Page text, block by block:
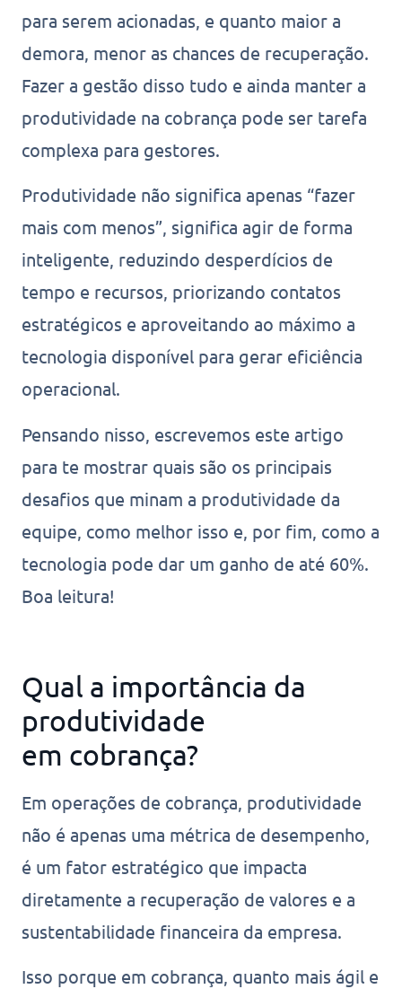
para serem acionadas, e quanto maior a
demora, menor as chances de recuperação.
Fazer a gestão disso tudo e ainda manter a
produtividade na cobrança pode ser tarefa
complexa para gestores.
Produtividade não significa apenas “fazer
mais com menos”, significa agir de forma
inteligente, reduzindo desperdícios de
tempo e recursos, priorizando contatos
estratégicos e aproveitando ao máximo a
tecnologia disponível para gerar eficiência
operacional.
Pensando nisso, escrevemos este artigo
para te mostrar quais são os principais
desafios que minam a produtividade da
equipe, como melhor isso e, por fim, como a
tecnologia pode dar um ganho de até 60%.
Boa leitura!
Qual a importância da
produtividade
em cobrança?
Em operações de cobrança, produtividade
não é apenas uma métrica de desempenho,
é um fator estratégico que impacta
diretamente a recuperação de valores e a
sustentabilidade financeira da empresa.
Isso porque em cobrança, quanto mais ágil e